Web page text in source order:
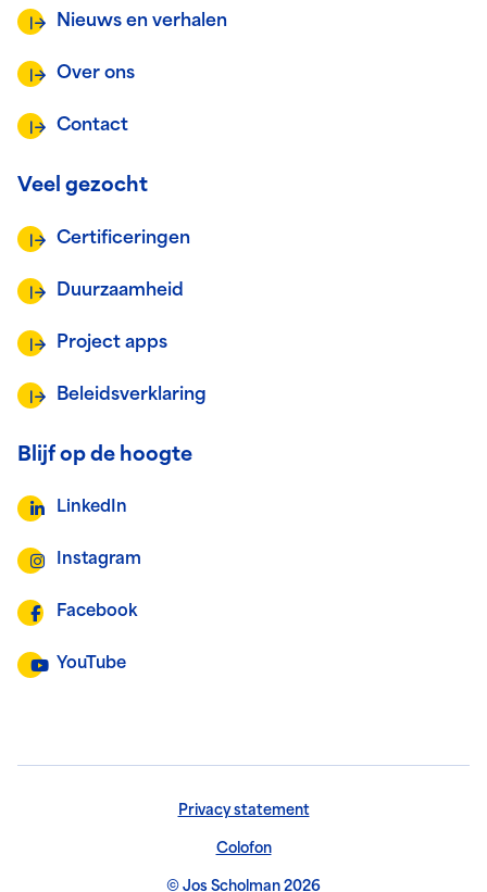
Nieuws en verhalen
Over ons
Contact
Veel gezocht
Certificeringen
Duurzaamheid
Project apps
Beleidsverklaring
Blijf op de hoogte
LinkedIn
Instagram
Facebook
YouTube
Privacy statement
Colofon
© Jos Scholman 2026